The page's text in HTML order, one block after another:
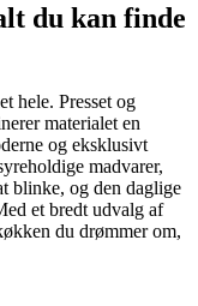
du kan finde
hele. Presset og
materialet en
og eksklusivt
madvarer,
blinke, og den daglige
et bredt udvalg af
du drømmer om,